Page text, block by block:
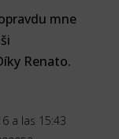
mne
Renato.
a las 15:43